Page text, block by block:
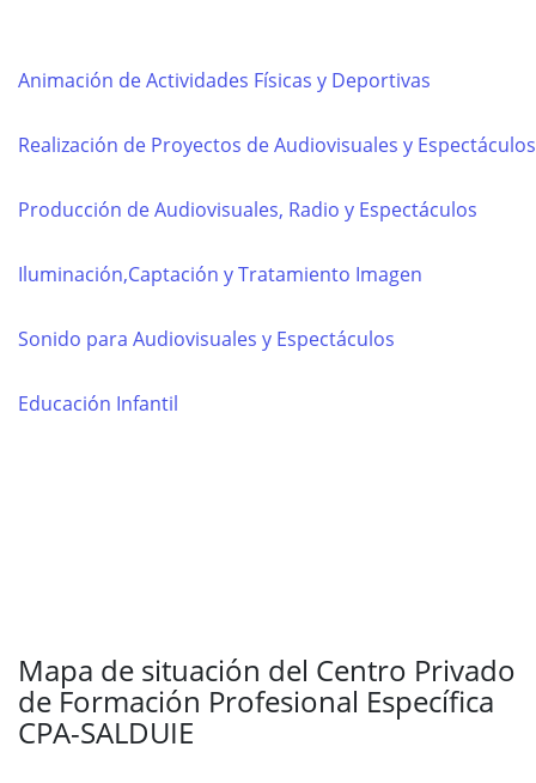
Animación de Actividades Físicas y Deportivas
Realización de Proyectos de Audiovisuales y Espectáculos
Producción de Audiovisuales, Radio y Espectáculos
Iluminación,Captación y Tratamiento Imagen
Sonido para Audiovisuales y Espectáculos
Educación Infantil
Mapa de situación del Centro Privado
de Formación Profesional Específica
CPA-SALDUIE